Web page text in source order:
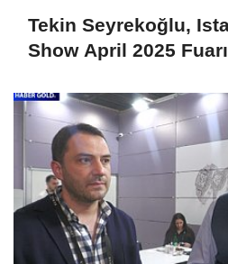
Tekin Seyrekoğlu,
Show April 2025